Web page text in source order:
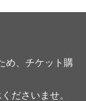
め、チケット購
ださいませ。